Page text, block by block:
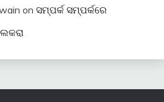
on ସମ୍ପର୍କ ସମ୍ପର୍କରେ